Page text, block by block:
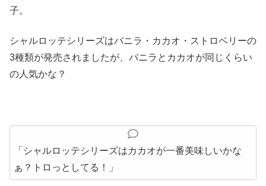
子。
シャルロッテシリーズはバニラ・カカオ・ストロベリーの
3種類が発売されましたが、バニラとカカオが同じくらい
の人気かな？
「シャルロッテシリーズはカカオが一番美味しいかな
ぁ？トロっとしてる！」